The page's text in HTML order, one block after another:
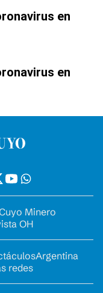
en
en
Minero
OH
Argentina
redes